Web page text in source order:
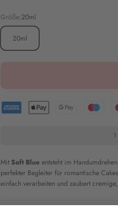
Größe:20ml
20ml
Mit Soft Blue entsteht im
perfekter Begleiter für romantische
einfach verarbeiten und zaubert